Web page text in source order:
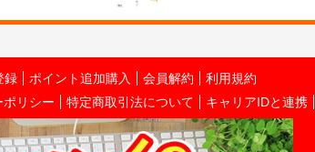
録 ポイント追加購入 会員解約
利用規約
ポリシー 特定商取引法について キャリアIDと連携